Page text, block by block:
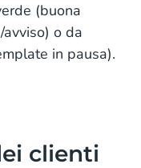
(buona
o da
in pausa).
clienti